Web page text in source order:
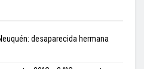
desaparecida hermana